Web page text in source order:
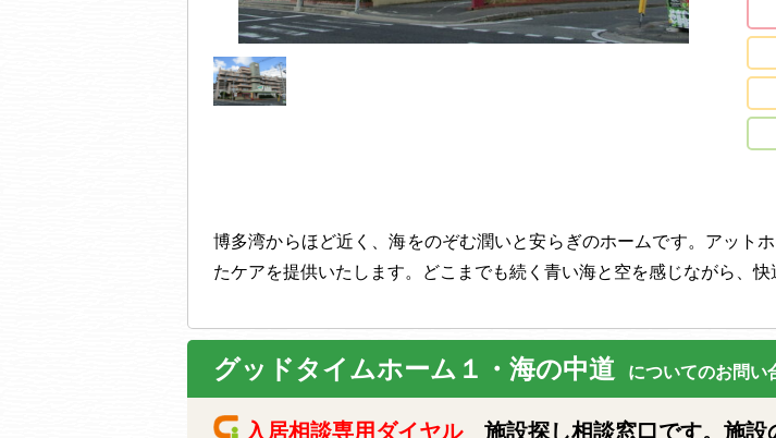
博多湾からほど近く、海をのぞむ潤いと安らぎのホームです。アット
たケアを提供いたします。どこまでも続く青い海と空を感じながら、快
グッドタイムホーム１・海の中道 についてのお問い
入居相談専用ダイヤル施設探し相談窓口です。施設